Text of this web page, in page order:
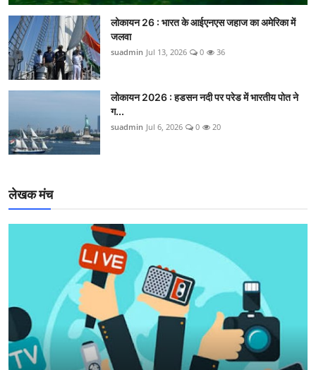
लोकायन 26 : भारत के आईएनएस जहाज का अमेरिका में
जलवा
suadmin Jul 13, 2026 0 36
लोकायन 2026 : हडसन नदी पर परेड में भारतीय पोत ने
ग...
suadmin Jul 6, 2026 0 20
लेखक मंच